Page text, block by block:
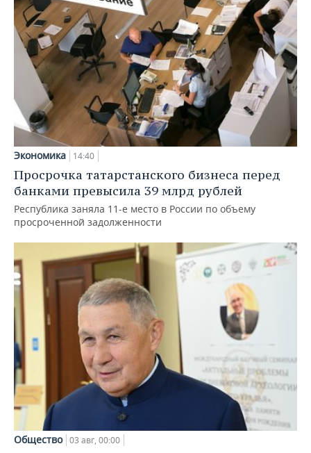
Экономика 14:40
Просрочка татарстанского бизнеса перед
банками превысила 39 млрд рублей
Республика заняла 11-е место в России по объему
просроченной задолженности
Общество 03 авг, 00:00